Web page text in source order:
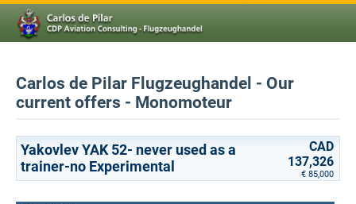
Carlos de Pilar Flugzeughandel - Our
current offers - Monomoteur
Yakovlev YAK 52- never used as a
trainer-no Experimental
CAD
137,326
€ 85,000